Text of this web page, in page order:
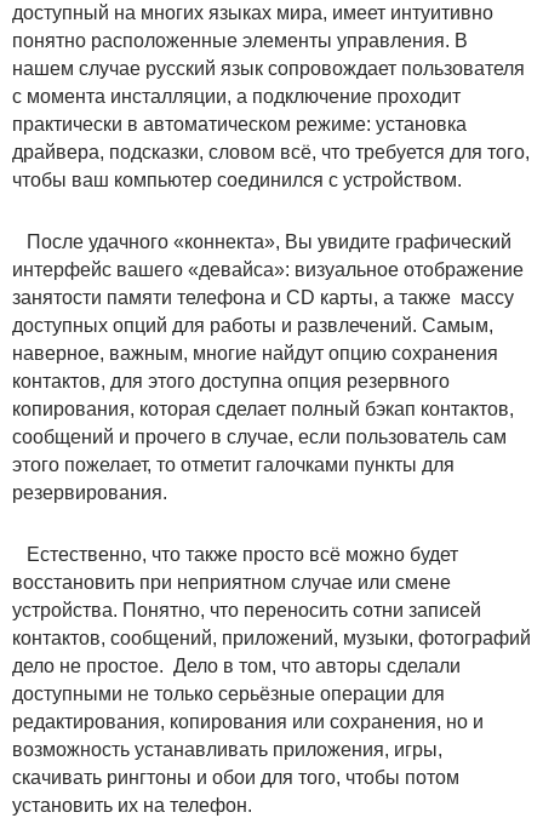
доступный на многих языках мира, имеет интуитивно
понятно расположенные элементы управления. В
нашем случае русский язык сопровождает пользователя
с момента инсталляции, а подключение проходит
практически в автоматическом режиме: установка
драйвера, подсказки, словом всё, что требуется для того,
чтобы ваш компьютер соединился с устройством.
После удачного «коннекта», Вы увидите графический
интерфейс вашего «девайса»: визуальное отображение
занятости памяти телефона и CD карты, а также массу
доступных опций для работы и развлечений. Самым,
наверное, важным, многие найдут опцию сохранения
контактов, для этого доступна опция резервного
копирования, которая сделает полный бэкап контактов,
сообщений и прочего в случае, если пользователь сам
этого пожелает, то отметит галочками пункты для
резервирования.
Естественно, что также просто всё можно будет
восстановить при неприятном случае или смене
устройства. Понятно, что переносить сотни записей
контактов, сообщений, приложений, музыки, фотографий
дело не простое. Дело в том, что авторы сделали
доступными не только серьёзные операции для
редактирования, копирования или сохранения, но и
возможность устанавливать приложения, игры,
скачивать рингтоны и обои для того, чтобы потом
установить их на телефон.